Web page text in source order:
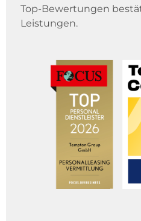
Top-Bewertungen
Leistungen.